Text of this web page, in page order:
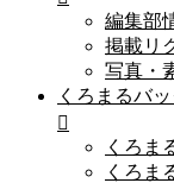
編集部
掲載リ
写真・
くろまるバ
くろま
くろま